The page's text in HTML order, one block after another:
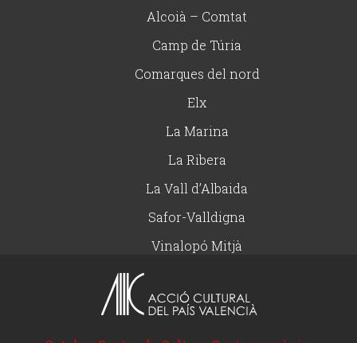
Alcoià – Comtat
Camp de Túria
Comarques del nord
Elx
La Marina
La Ribera
La Vall d’Albaida
Safor-Valldigna
Vinalopó Mitjà